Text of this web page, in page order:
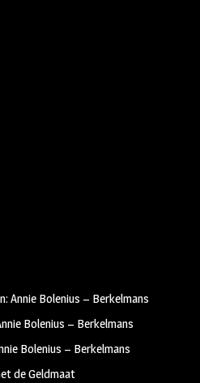
Annie Bolenius – Berkelmans
Bolenius – Berkelmans
Bolenius – Berkelmans
de Geldmaat